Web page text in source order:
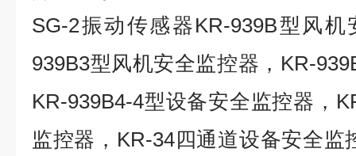
SG-2振动传感器KR-939B型风机
939B3型风机安全监控器，KR-
KR-939B4-4型设备安全监控器，
监控器，KR-34四通道设备安全监